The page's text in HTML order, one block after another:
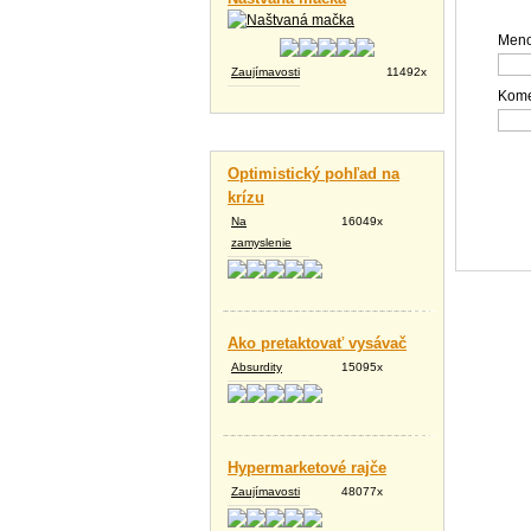
Zaujímavosti 11492x
Optimistický pohľad na
krízu
Na
zamyslenie
16049x
Ako pretaktovať vysávač
Absurdity 15095x
Hypermarketové rajče
Zaujímavosti 48077x